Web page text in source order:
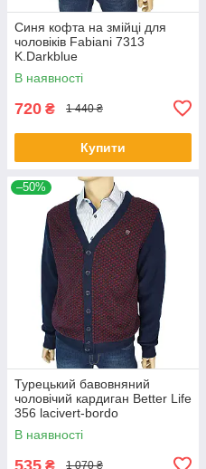
Синя кофта на змійці для
чоловіків Fabiani 7313
K.Darkblue
В наявності
720 ₴ 1 440 ₴
Купити
–50%
Турецький бавовняний
чоловічий кардиган Better Life
356 lacivert-bordo
В наявності
535 ₴ 1 070 ₴